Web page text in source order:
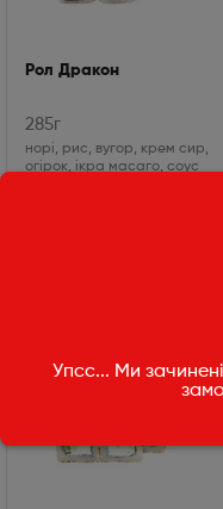
Рол Дракон
285г
норі, рис, вугор, крем сир,
огірок, ікра масаго, соус
Упсс... Ми